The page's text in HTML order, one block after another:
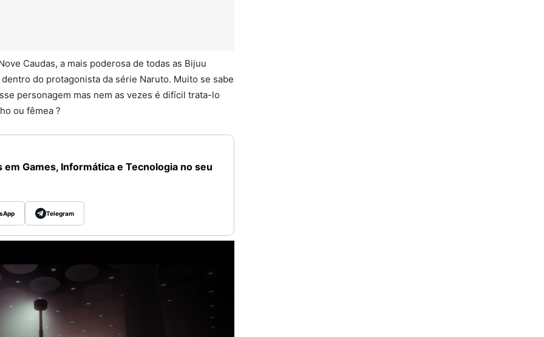
Caudas, a mais poderosa de todas as Bijuu
do protagonista da série Naruto. Muito se sabe
personagem mas nem as vezes é difícil trata-lo
ou fêmea ?
Games, Informática e Tecnologia no seu
Telegram